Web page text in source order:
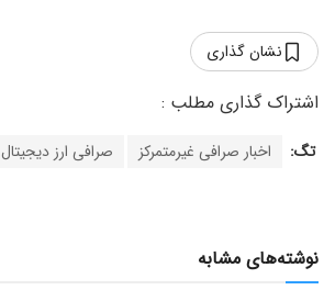
نشان گذاری
تگ: اخبار صرافی غیرمتمرکز صرافی ارز دیجیتال
نوشته‌های مشابه